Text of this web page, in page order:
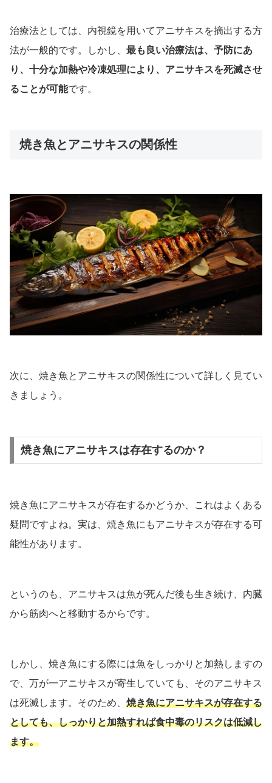
治療法としては、内視鏡を用いてアニサキスを摘出する方
法が一般的です。しかし、 最も良い治療法は、予防にあ
り、十分な加熱や冷凍処理により、アニサキスを死滅させ
ることが可能です。
焼き魚とアニサキスの関係性
次に、焼き魚とアニサキスの関係性について詳しく見てい
きましょう。
焼き魚にアニサキスは存在するのか？
焼き魚にアニサキスが存在するかどうか、これはよくある
疑問ですよね。実は、焼き魚にもアニサキスが存在する可
能性があります。
というのも、アニサキスは魚が死んだ後も生き続け、内臓
から筋肉へと移動するからです。
しかし、焼き魚にする際には魚をしっかりと加熱しますの
で、万が一アニサキスが寄生していても、そのアニサキス
は死滅します。そのため、 焼き魚にアニサキスが存在する
としても、しっかりと加熱すれば食中毒のリスクは低減し
ます。